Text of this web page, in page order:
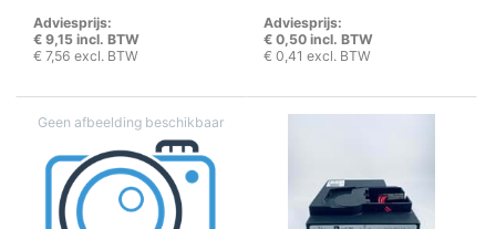
Adviesprijs:
€ 9,15 incl. BTW
€ 7,56 excl. BTW
Adviesprijs:
€ 0,50 incl. BTW
€ 0,41 excl. BTW